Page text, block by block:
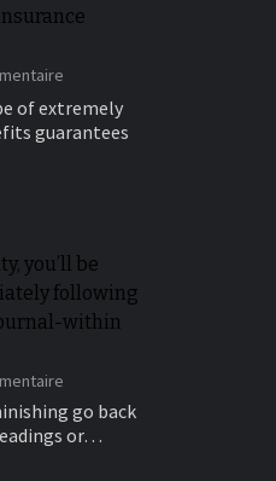
sur
Medical
insurance
of extremely
guarantees
you’ll be
following
within
sur
suit
your
go back
or…